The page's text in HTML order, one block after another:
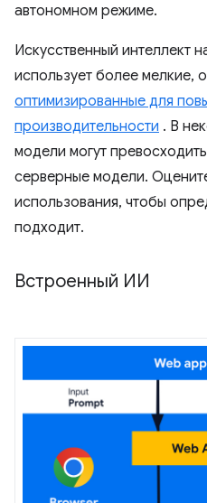
автономном режиме.
Искусственный интеллект
использует более мелкие,
оптимизированные для
производительности . В
модели могут
серверные модели.
использования, чтобы
подходит.
Встроенный ИИ